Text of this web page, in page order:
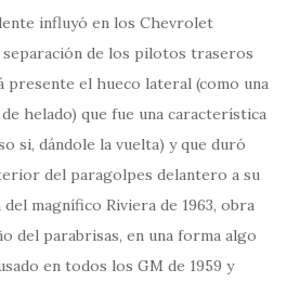
influyó en los Chevrolet
separación de los pilotos traseros
presente el hueco lateral (como una
helado) que fue una característica
si, dándole la vuelta) y que duró
del paragolpes delantero a su
magnífico Riviera de 1963, obra
del parabrisas, en una forma algo
en todos los GM de 1959 y